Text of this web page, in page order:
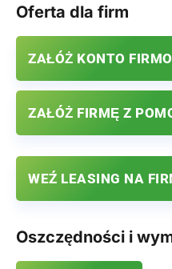
Oferta dla firm
ZAŁÓŻ KONTO
ZAŁÓŻ FIRMĘ Z
WEŹ LEASING NA
Oszczędności i